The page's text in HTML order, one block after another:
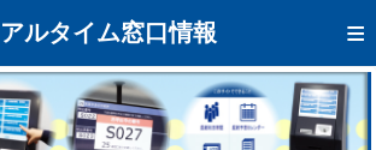
ルタイム窓口情報
ダー
雑状況